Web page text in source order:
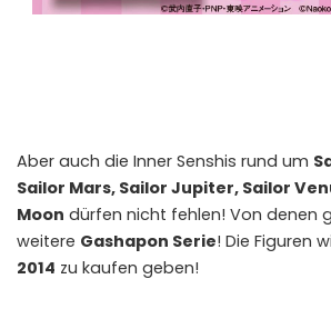
Aber auch die Inner Senshis rund um
Sailor Mars, Sailor Jupiter, Sailor
Moon dürfen nicht fehlen! Von denen
weitere Gashapon Serie! Die Figuren
2014 zu kaufen geben!